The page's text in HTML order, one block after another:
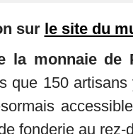
sur le site du
la monnaie de
que 150
fonderie au